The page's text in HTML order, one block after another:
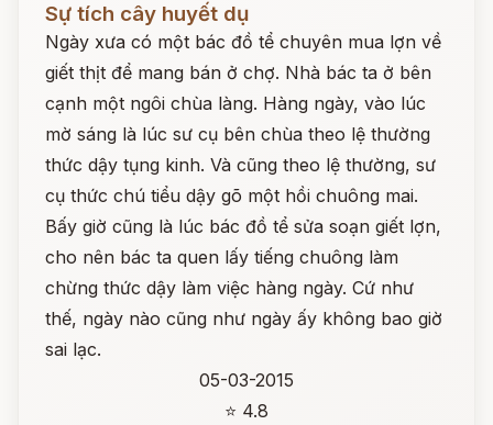
Sự tích cây huyết dụ
Ngày xưa có một bác đồ tể chuyên mua lợn về
giết thịt để mang bán ở chợ. Nhà bác ta ở bên
cạnh một ngôi chùa làng. Hàng ngày, vào lúc
mờ sáng là lúc sư cụ bên chùa theo lệ thường
thức dậy tụng kinh. Và cũng theo lệ thường, sư
cụ thức chú tiểu dậy gõ một hồi chuông mai.
Bấy giờ cũng là lúc bác đồ tể sửa soạn giết lợn,
cho nên bác ta quen lấy tiếng chuông làm
chừng thức dậy làm việc hàng ngày. Cứ như
thế, ngày nào cũng như ngày ấy không bao giờ
sai lạc.
05-03-2015
⭐ 4.8